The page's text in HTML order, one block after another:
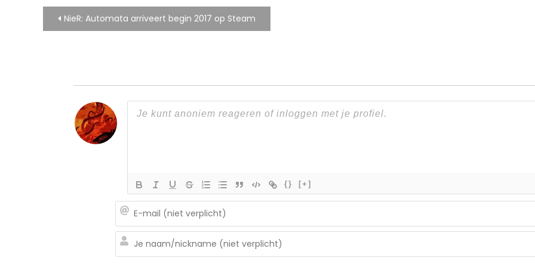
Bericht
NieR: Automata arriveert begin 2017 op Steam
{} [+]